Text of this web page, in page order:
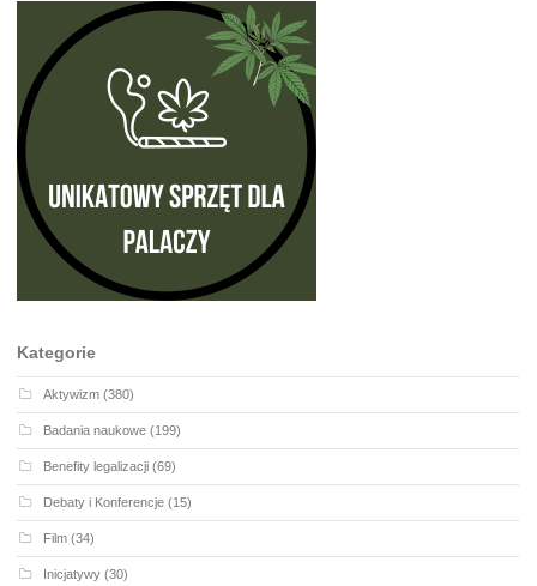
Kategorie
Aktywizm (380)
Badania naukowe (199)
Benefity legalizacji (69)
Debaty i Konferencje (15)
Film (34)
Inicjatywy (30)